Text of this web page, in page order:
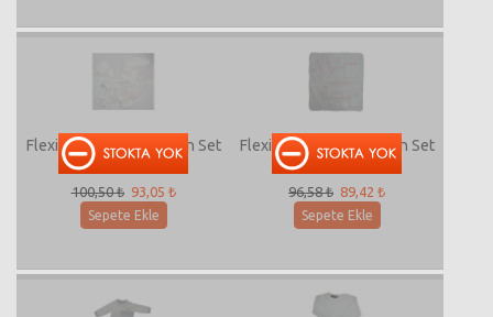
Flexi-235016 10'Lu Zıbın Set
100,50 ₺ 93,05 ₺
Sepete Ekle
Flexi-235011 10'Lu Zıbın Set
96,58 ₺ 89,42 ₺
Sepete Ekle